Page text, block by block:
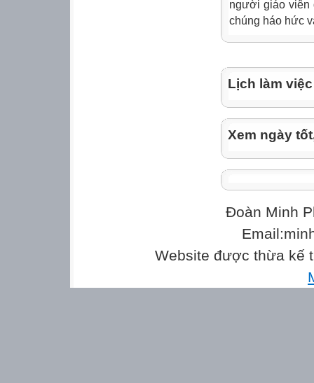
người giáo viên
chúng háo hức
Lịch làm việc
Xem ngày
Đoàn Minh
Website được thừa kế